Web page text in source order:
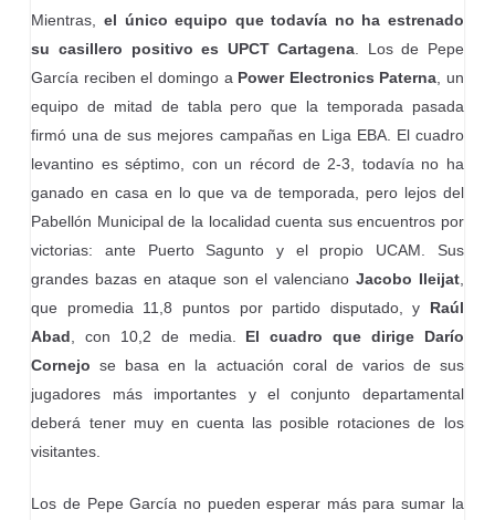
Mientras, el único equipo que todavía no ha estrenado
su casillero
positivo es UPCT Cartagena. Los de Pepe
García reciben el domingo a Power Electronics Paterna, un
equipo de mitad de tabla pero que la temporada pasada
firmó una de sus mejores campañas en Liga EBA. El cuadro
levantino es séptimo, con un récord de 2-3, todavía no ha
ganado en casa en lo que va de temporada, pero lejos del
Pabellón Municipal de la localidad cuenta sus encuentros por
victorias: ante Puerto Sagunto y el propio UCAM. Sus
grandes bazas en ataque son el valenciano Jacobo Ileijat,
que promedia 11,8 puntos por partido disputado, y Raúl
Abad, con 10,2 de media. El cuadro que dirige Darío
Cornejo se basa en la actuación coral de varios de sus
jugadores más importantes y el conjunto departamental
deberá tener muy en cuenta las posible rotaciones de los
visitantes.
Los de Pepe García no pueden esperar más para sumar la